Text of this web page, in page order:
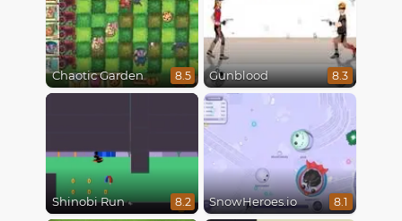
Chaotic Garden 8.5 Gunblood 8.3
Shinobi Run 8.2 SnowHeroes.io 8.1